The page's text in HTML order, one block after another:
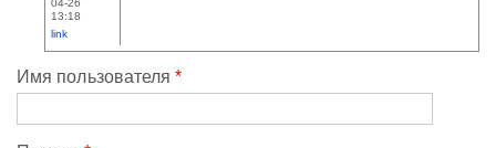
13:18
link
Имя пользователя*